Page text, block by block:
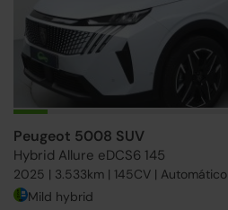
Peugeot 5008 SUV
Hybrid Allure eDCS6 145
2025 | 3.533km | 145CV | Automático
Mild hybrid